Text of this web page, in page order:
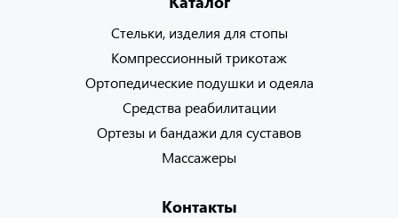
Стельки, изделия для стопы
Компрессионный трикотаж
Ортопедические подушки и одеяла
Средства реабилитации
Ортезы и бандажи для суставов
Массажеры
Контакты